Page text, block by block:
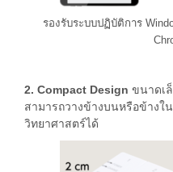
รองรับระบบปฏิบัติการ
2. Compact Design ขนาดเ
สามารถวางข้างบนหรือข้างใ
วิทยาศาสตร์ได้